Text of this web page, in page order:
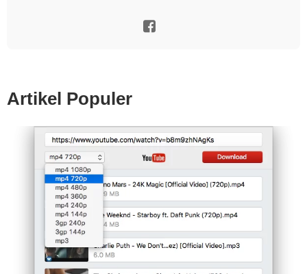
Artikel Populer